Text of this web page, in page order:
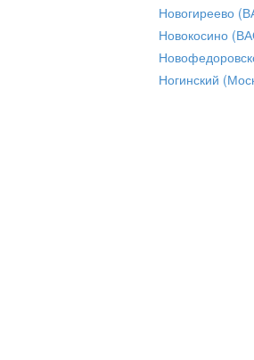
Новогиреево
Новокосино
Ногинский